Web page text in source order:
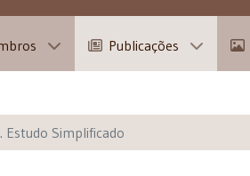
Publicações
Simplificado